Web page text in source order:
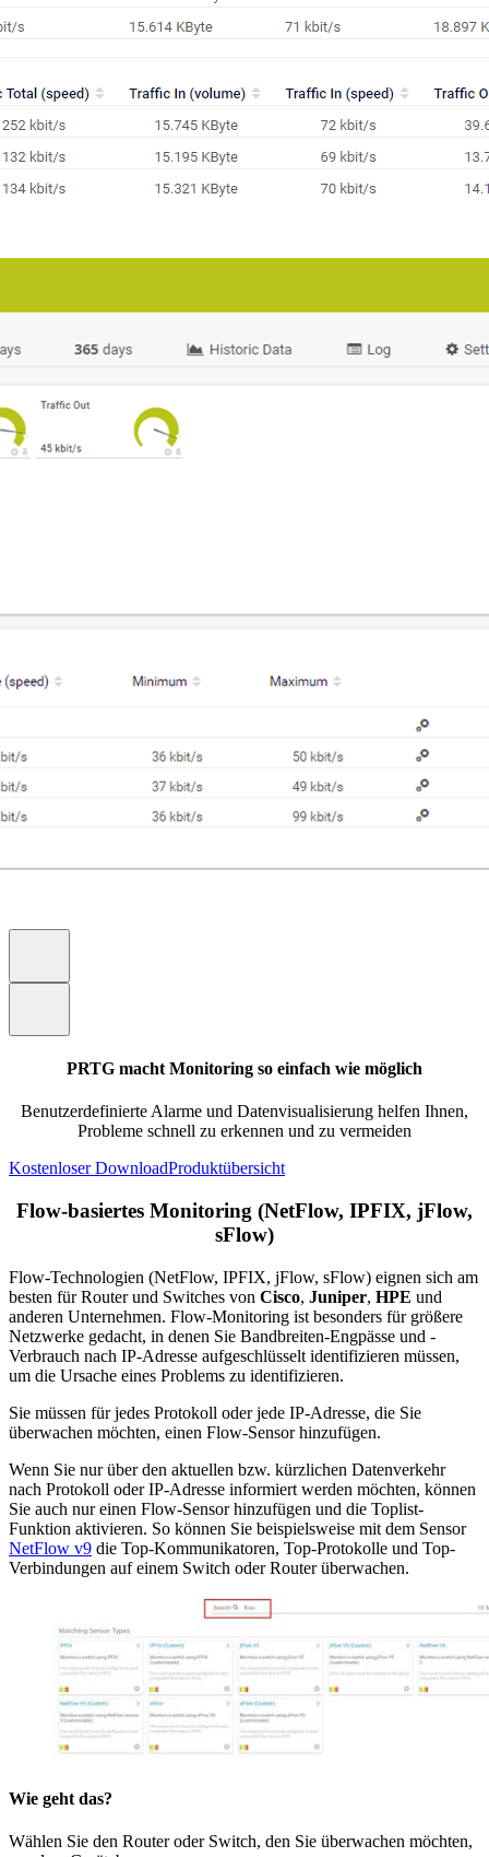
PRTG macht Monitoring so einfach wie möglich
Benutzerdefinierte Alarme und Datenvisualisierung helfen Ihnen,
Probleme schnell zu erkennen und zu vermeiden
Kostenloser DownloadProduktübersicht
Flow-basiertes Monitoring (NetFlow, IPFIX, jFlow,
sFlow)
Flow-Technologien (NetFlow, IPFIX, jFlow, sFlow) eignen sich am
besten für Router und Switches von Cisco, Juniper, HPE und
anderen Unternehmen. Flow-Monitoring ist besonders für größere
Netzwerke gedacht, in denen Sie Bandbreiten-Engpässe und -
Verbrauch nach IP-Adresse aufgeschlüsselt identifizieren müssen,
um die Ursache eines Problems zu identifizieren.
Sie müssen für jedes Protokoll oder jede IP-Adresse, die Sie
überwachen möchten, einen Flow-Sensor hinzufügen.
Wenn Sie nur über den aktuellen bzw. kürzlichen Datenverkehr
nach Protokoll oder IP-Adresse informiert werden möchten, können
Sie auch nur einen Flow-Sensor hinzufügen und die Toplist-
Funktion aktivieren. So können Sie beispielsweise mit dem Sensor
NetFlow v9 die Top-Kommunikatoren, Top-Protokolle und Top-
Verbindungen auf einem Switch oder Router überwachen.
Wie geht das?
Wählen Sie den Router oder Switch, den Sie überwachen möchten,